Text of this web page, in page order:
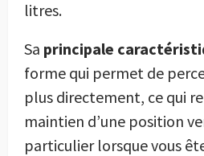
litres.
Sa principale
forme qui permet de
plus directement, ce qui
maintien d’une position
particulier lorsque vous